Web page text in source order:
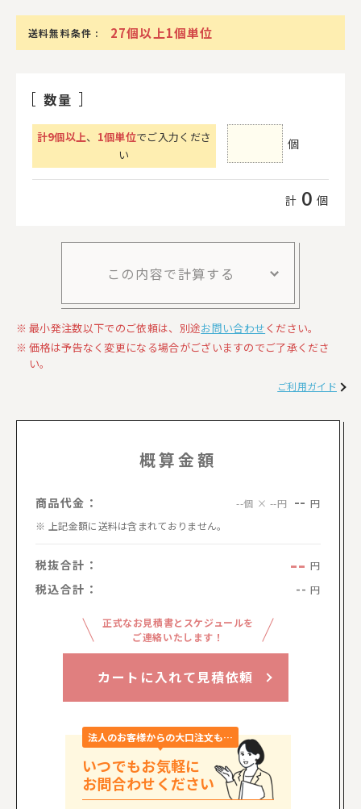
送料無料条件 : 27個以上1個単位
数量
計9個以上、 1個単位でご入力くださ
い
個
計 0 個
この内容で計算する
最小発注数以下でのご依頼は、別途お問い合わせください。
価格は予告なく変更になる場合がございますのでご了承くださ
い。
ご利用ガイド
概算金額
商品代金： --個 × --円 -- 円
上記金額に送料は含まれておりません。
税抜合計： -- 円
税込合計： -- 円
正式なお見積書とスケジュールを
ご連絡いたします！
カートに入れて見積依頼
法人のお客様からの大口注文も…
いつでもお気軽に
お問合わせください